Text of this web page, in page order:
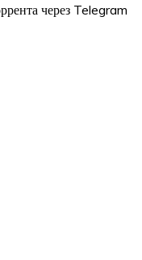
через Telegram